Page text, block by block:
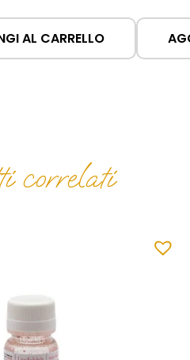
AL CARRELLO
correlati